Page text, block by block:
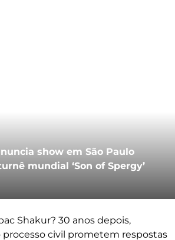
show em São Paulo
mundial ‘Son of Spergy’